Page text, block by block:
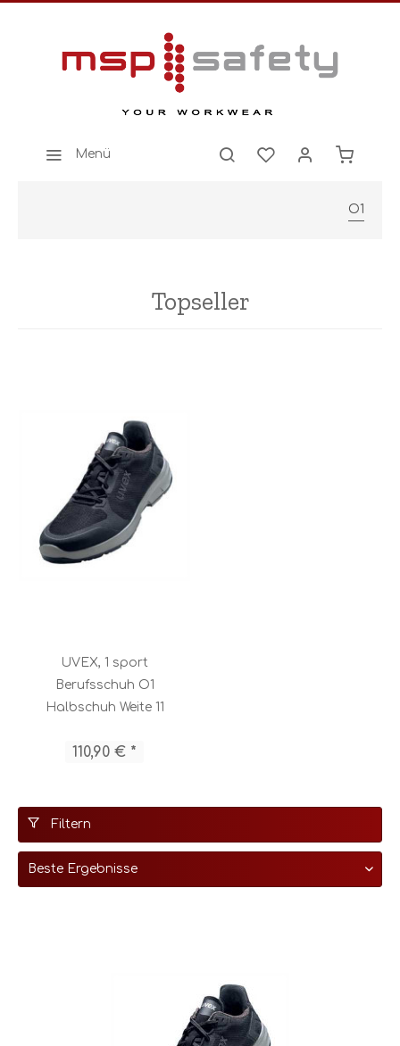
Menü
O1
Topseller
UVEX, 1 sport
Berufsschuh O1
Halbschuh Weite 11
110,90 € *
Filtern